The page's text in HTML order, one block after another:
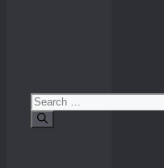
Search
for: